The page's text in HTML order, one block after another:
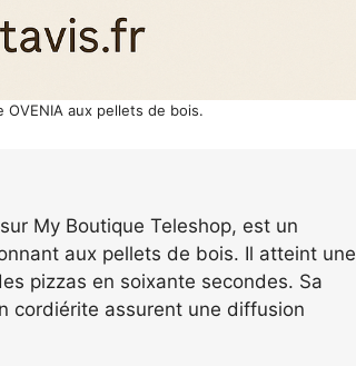
OVENIA aux pellets de bois.
My Boutique Teleshop, est un
aux pellets de bois. Il atteint une
pizzas en soixante secondes. Sa
cordiérite assurent une diffusion